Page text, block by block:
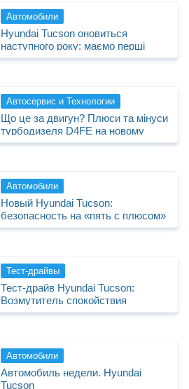
Автомобили
Hyundai Tucson оновиться
наступного року: маємо перші
фото!
Автосервис и Технологии
Що це за двигун? Плюси та мінуси
турбодизеля D4FE на новому
Hyundai Tucson 1.6 CRDI
Автомобили
Новый Hyundai Tucson:
безопасность на «пять с плюсом»
Тест-драйвы
Тест-драйв Hyundai Tucson:
Возмутитель спокойствия
Автомобили
Автомобиль недели. Hyundai
Tucson